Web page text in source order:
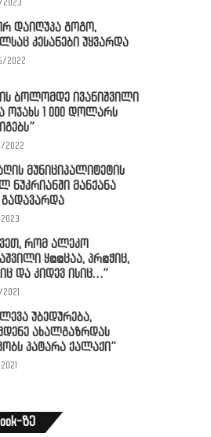
2023
დაიღუპა გოგო,
კესანები უყვარდა
2022
ბოლომდე ივანიშვილი
ოჯახს 1 000 დოლარს
2022
მუნიციპალიტეტის
ნუკრიანში მანქანა
გადავარდა
რომ ალეკო
ყ@@ცაა, პრ@ჭიც,
და კიდევ ისიც…”
უბედურება,
ახალგაზრდას
პატარა ქალაქი”
ზე